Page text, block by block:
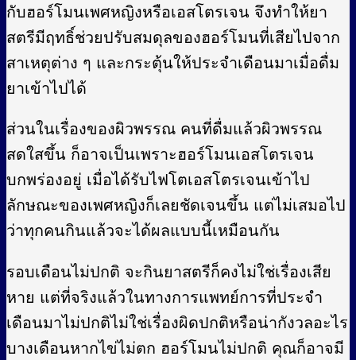
กับฮอร์โมนเพศหญิงหรือเอสโตรเจน จึงทำให้ยา
สตรีมีฤทธิ์ช่วยปรับสมดุลของฮอร์โมนที่เสียไปจาก
สาเหตุต่าง ๆ และกระตุ้นให้ประจำเดือนมาเมื่อดื่ม
ยาเข้าไปได้
ส่วนในเรื่องของผิวพรรณ คนที่ดื่มแล้วผิวพรรณ
สดใสขึ้น ก็อาจเป็นเพราะฮอร์โมนเอสโตรเจน
บกพร่องอยู่ เมื่อได้รับไฟโตเอสโตรเจนเข้าไป
ลักษณะของเพศหญิงก็เลยชัดเจนขึ้น แต่ไม่เสมอไป
ว่าทุกคนกินแล้วจะได้ผลแบบนี้เหมือนกัน
รอบเดือนไม่ปกติ จะกินยาสตรีก็คงไม่ใช่เรื่องเสีย
หาย แต่ที่จริงแล้วในทางการแพทย์การที่ประจำ
เดือนมาไม่ปกติไม่ใช่เรื่องผิดปกติหรือน่ากังวลอะไร
บางเดือนหากไข่ไม่ตก ฮอร์โมนไม่ปกติ คุณก็อาจมี